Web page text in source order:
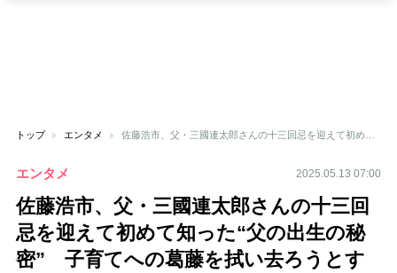
トップ エンタメ
エンタメ 2025.05.13 07:00
佐藤浩市、父・三國連太郎さんの十三回
忌を迎えて初めて知った“父の出生の秘
密” 子育てへの葛藤を拭い去ろうとす